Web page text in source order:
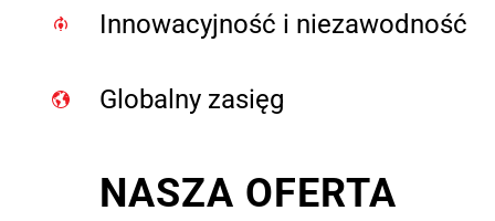
Innowacyjność i niezawodność
Globalny zasięg
NASZA OFERTA